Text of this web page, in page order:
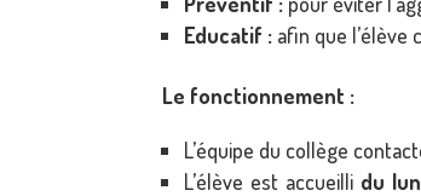
Educatif : afin que l’élève
Le fonctionnement :
L’équipe du collège
L’élève est accueilli du